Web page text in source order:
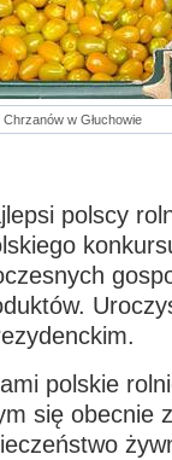
w Głuchowie
polscy
polskie
się obecnie